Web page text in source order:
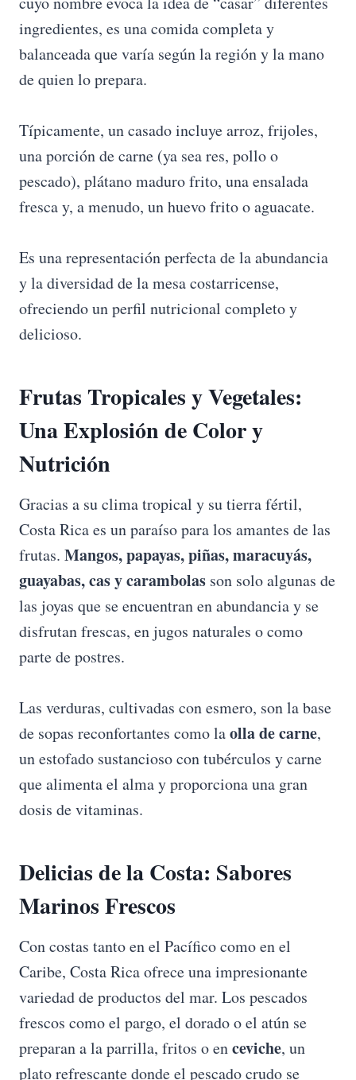
ingredientes, es una comida completa y
balanceada que varía según la región y la mano
de quien lo prepara.
Típicamente, un casado incluye arroz, frijoles,
una porción de carne (ya sea res, pollo o
pescado), plátano maduro frito, una ensalada
fresca y, a menudo, un huevo frito o aguacate.
Es una representación perfecta de la abundancia
y la diversidad de la mesa costarricense,
ofreciendo un perfil nutricional completo y
delicioso.
Frutas Tropicales y Vegetales:
Una Explosión de Color y
Nutrición
Gracias a su clima tropical y su tierra fértil,
Costa Rica es un paraíso para los amantes de las
frutas. Mangos, papayas, piñas, maracuyás,
guayabas, cas y carambolas son solo algunas de
las joyas que se encuentran en abundancia y se
disfrutan frescas, en jugos naturales o como
parte de postres.
Las verduras, cultivadas con esmero, son la base
de sopas reconfortantes como laolla de carne,
un estofado sustancioso con tubérculos y carne
que alimenta el alma y proporciona una gran
dosis de vitaminas.
Delicias de la Costa: Sabores
Marinos Frescos
Con costas tanto en el Pacífico como en el
Caribe, Costa Rica ofrece una impresionante
variedad de productos del mar. Los pescados
frescos como el pargo, el dorado o el atún se
preparan a la parrilla, fritos o enceviche, un
plato refrescante donde el pescado crudo se